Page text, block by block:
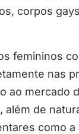
corpos
femininos
nas
ao mercado
além de
como a